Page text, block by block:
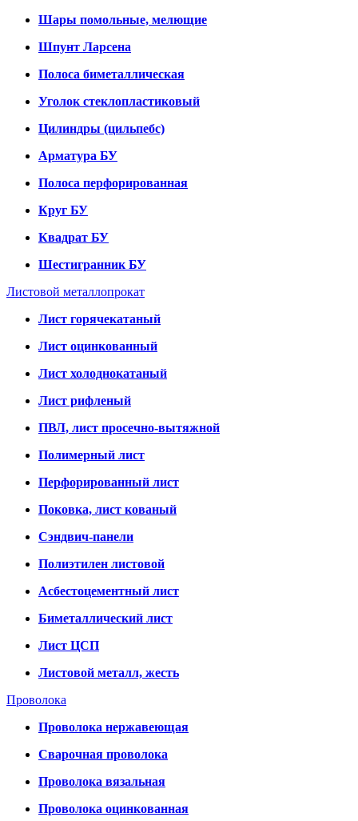
Шары помольные, мелющие
Шпунт Ларсена
Полоса биметаллическая
Уголок стеклопластиковый
Цилиндры (цильпебс)
Арматура БУ
Полоса перфорированная
Круг БУ
Квадрат БУ
Шестигранник БУ
Листовой металлопрокат
Лист горячекатаный
Лист оцинкованный
Лист холоднокатаный
Лист рифленый
ПВЛ, лист просечно-вытяжной
Полимерный лист
Перфорированный лист
Поковка, лист кованый
Сэндвич-панели
Полиэтилен листовой
Асбестоцементный лист
Биметаллический лист
Лист ЦСП
Листовой металл, жесть
Проволока
Проволока нержавеющая
Сварочная проволока
Проволока вязальная
Проволока оцинкованная